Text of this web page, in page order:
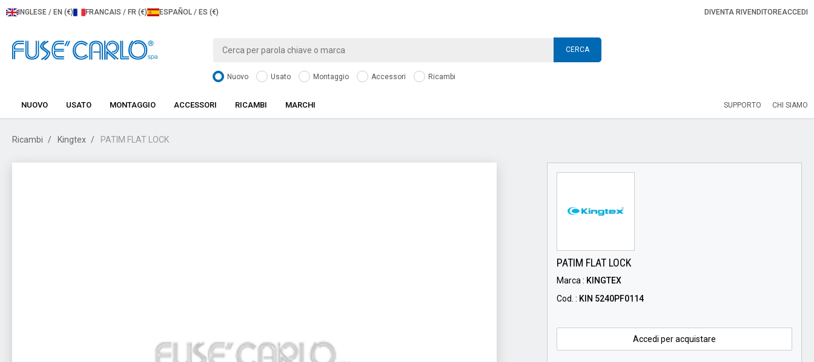
INGLESE / EN (€) FRANCAIS / FR (€) ESPAÑOL / ES (€) DIVENTA RIVENDITOREACCEDI
CERCA
Nuovo Usato Montaggio Accessori Ricambi
NUOVO USATO MONTAGGIO ACCESSORI RICAMBI MARCHI SUPPORTO CHI SIAMO
Ricambi Kingtex PATIM FLAT LOCK
PATIM FLAT LOCK
Marca : KINGTEX
Cod. : KIN 5240PF0114
Accedi per acquistare